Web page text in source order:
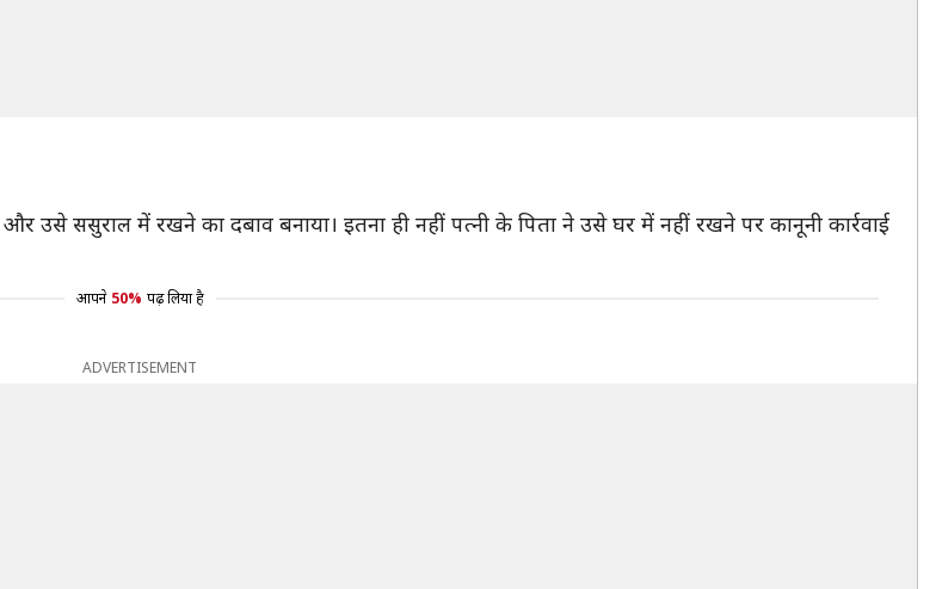
उसे ससुराल में रखने का दबाव बनाया। इतना ही नहीं पत्नी के पिता ने उसे घर में नहीं रखने पर कानूनी कार्रवाई
आपने 50% पढ़ लिया है
ADVERTISEMENT